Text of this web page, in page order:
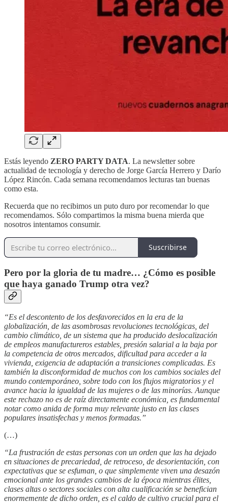
Estás leyendo ZERO PARTY DATA. La newsletter sobre
actualidad de tecnología y derecho de Jorge García Herrero y Darío
López Rincón. Cada semana recomendamos lecturas tan buenas
como esta.
Recuerda que no recibimos un puto duro por recomendar lo que
recomendamos. Sólo compartimos la misma buena mierda que
nosotros intentamos consumir.
Suscribirse
Pero por la gloria de tu madre… ¿Cómo es posible
que haya ganado Trump otra vez?
“Es el descontento de los desfavorecidos en la era de la
globalización, de las asombrosas revoluciones tecnológicas, del
cambio climático, de un sistema que ha producido deslocalización
de empleos manufactureros estables, presión salarial a la baja por
la competencia de otros mercados, dificultad para acceder a la
vivienda, exigencia de adaptación a transiciones complicadas. Es
también la disconformidad de muchos con los cambios sociales del
mundo contemporáneo, sobre todo con los flujos migratorios y el
avance hacia la igualdad de las mujeres o de las minorías. Aunque
este rechazo no es de raíz directamente económica, es fundamental
notar como anida de forma muy relevante justo en las clases
populares insatisfechas y menos formadas.”
(…)
“La frustración de estas personas con un orden que las ha dejado
en situaciones de precariedad, de retroceso, de desorientación, con
expectativas que se esfuman, o que simplemente viven una desazón
emocional ante los grandes cambios de la época mientras élites,
clases altas o sectores sociales con alta cualificación se benefician
enormemente de dicho orden, es el caldo de cultivo crucial para el